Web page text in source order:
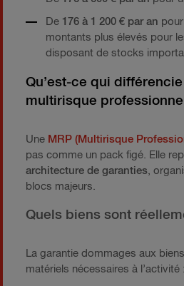
De 176 à 1 200 € par an
montants plus élevés pour
disposant de stocks
Qu’est-ce qui
multirisque
Une MRP (Multirisque
pas comme un pack figé. Elle
architecture de garanties ,
blocs majeurs.
Quels biens sont
La garantie dommages aux
matériels nécessaires à l’activité :